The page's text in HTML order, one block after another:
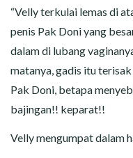
“Velly terkulai lemas di
penis Pak Doni yang
dalam di lubang
matanya, gadis itu
Pak Doni, betapa
bajingan!! keparat!!
Velly mengumpat dalam